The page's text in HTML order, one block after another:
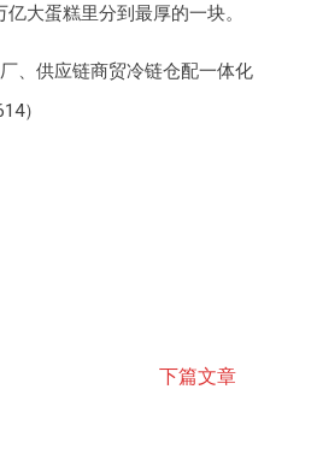
大蛋糕里分到最厚的一块。
、供应链商贸冷链仓配一体化
）
下篇文章